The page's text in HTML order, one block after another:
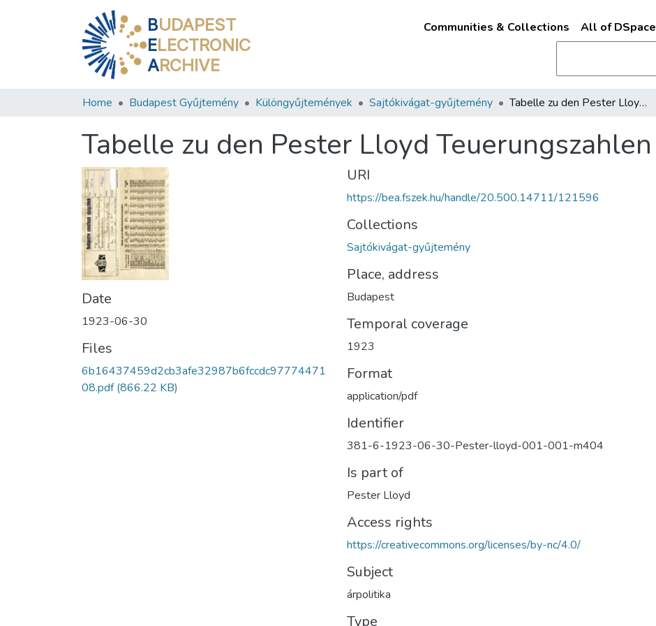
BUDAPEST
ELECTRONIC
ARCHIVE
Communities & Collections All of DSpace
Home Budapest Gyűjtemény Különgyűjtemények Sajtókivágat-gyűjtemény Tabelle zu den Pester Lloyd Teuerungszahlen
Tabelle zu den Pester Lloyd Teuerungszahlen
Date
1923-06-30
Files
6b16437459d2cb3afe32987b6fccdc97774471
08.pdf(866.22 KB)
URI
https://bea.fszek.hu/handle/20.500.14711/121596
Collections
Sajtókivágat-gyűjtemény
Place, address
Budapest
Temporal coverage
1923
Format
application/pdf
Identifier
381-6-1923-06-30-Pester-lloyd-001-001-m404
Is part of
Pester Lloyd
Access rights
https://creativecommons.org/licenses/by-nc/4.0/
Subject
árpolitika
Type